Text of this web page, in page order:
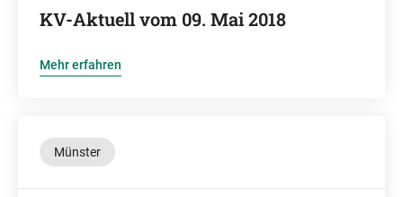
KV-Aktuell vom 09. Mai 2018
Mehr erfahren
Münster